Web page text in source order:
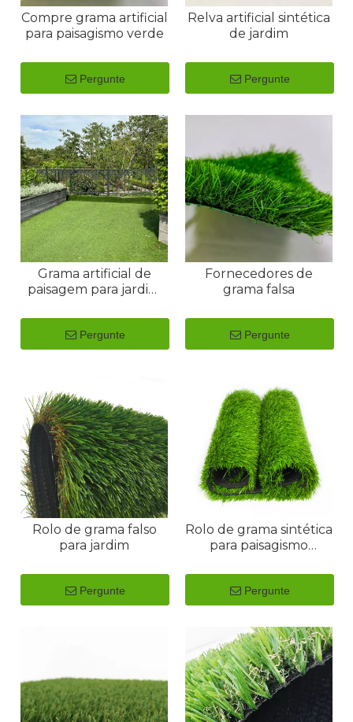
Compre grama artificial
para paisagismo verde
Pergunte
Relva artificial sintética
de jardim
Pergunte
Grama artificial de
paisagem para jardim
Pergunte
Fornecedores de
grama falsa
Pergunte
Rolo de grama falso
para jardim
Pergunte
Rolo de grama sintética
para paisagismo
Pergunte